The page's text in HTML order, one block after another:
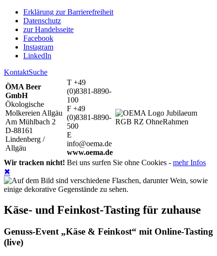
Erklärung zur Barrierefreiheit
Datenschutz
zur Handelsseite
Facebook
Instagram
LinkedIn
KontaktSuche
ÖMA Beer
GmbH
Ökologische
Molkereien Allgäu
Am Mühlbach 2
D-88161
Lindenberg /
Allgäu
T +49
(0)8381-8890-
100
F +49
(0)8381-8890-
500
E
info@oema.de
www.oema.de
Wir tracken nicht! Bei uns surfen Sie ohne Cookies - mehr Infos
✖
Käse- und Feinkost-Tasting für zuhause
Genuss-Event „Käse & Feinkost“ mit Online-Tasting
(live)